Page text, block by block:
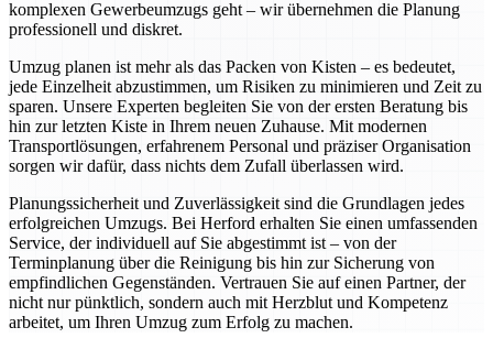
komplexen Gewerbeumzugs geht – wir übernehmen die Planung
professionell und diskret.
Umzug planen ist mehr als das Packen von Kisten – es bedeutet,
jede Einzelheit abzustimmen, um Risiken zu minimieren und Zeit zu
sparen. Unsere Experten begleiten Sie von der ersten Beratung bis
hin zur letzten Kiste in Ihrem neuen Zuhause. Mit modernen
Transportlösungen, erfahrenem Personal und präziser Organisation
sorgen wir dafür, dass nichts dem Zufall überlassen wird.
Planungssicherheit und Zuverlässigkeit sind die Grundlagen jedes
erfolgreichen Umzugs. Bei Herford erhalten Sie einen umfassenden
Service, der individuell auf Sie abgestimmt ist – von der
Terminplanung über die Reinigung bis hin zur Sicherung von
empfindlichen Gegenständen. Vertrauen Sie auf einen Partner, der
nicht nur pünktlich, sondern auch mit Herzblut und Kompetenz
arbeitet, um Ihren Umzug zum Erfolg zu machen.